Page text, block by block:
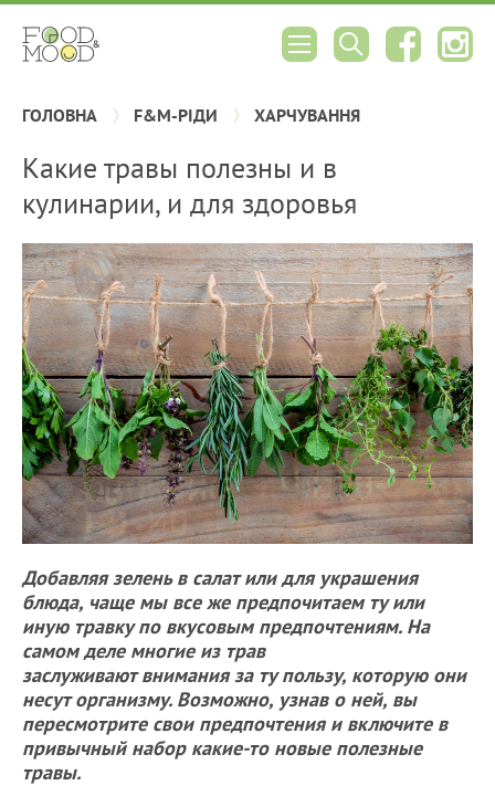
ГОЛОВНА F&M-РІДИ ХАРЧУВАННЯ
Какие травы полезны и в
кулинарии, и для здоровья
Добавляя зелень в салат или для украшения
блюда, чаще мы все же предпочитаем ту или
иную травку по вкусовым предпочтениям. На
самом деле многие из трав
заслуживают внимания за ту пользу, которую они
несут организму. Возможно, узнав о ней, вы
пересмотрите свои предпочтения и включите в
привычный набор какие-то новые полезные
травы.